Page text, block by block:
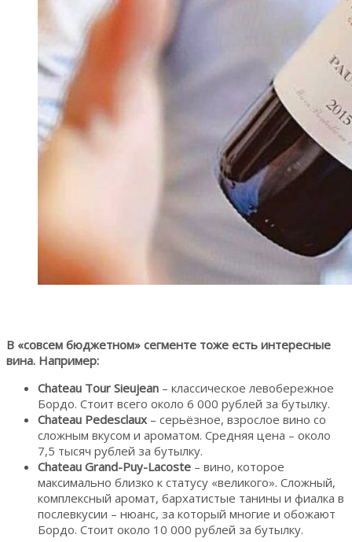
В «совсем бюджетном» сегменте тоже есть интересные
вина. Например:
Chateau Tour Sieujean – классическое левобережное
Бордо. Стоит всего около 6 000 рублей за бутылку.
Chateau Pedesclaux – серьёзное, взрослое вино со
сложным вкусом и ароматом. Средняя цена – около
7,5 тысяч рублей за бутылку.
Chateau Grand-Puy-Lacoste – вино, которое
максимально близко к статусу «великого». Сложный,
комплексный аромат, бархатистые танины и фиалка в
послевкусии – нюанс, за который многие и обожают
Бордо. Стоит около 10 000 рублей за бутылку.